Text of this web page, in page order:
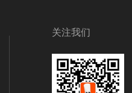
关注我们